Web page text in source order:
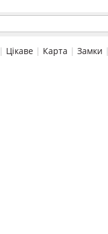
| Цікаве | Карта | Замки |